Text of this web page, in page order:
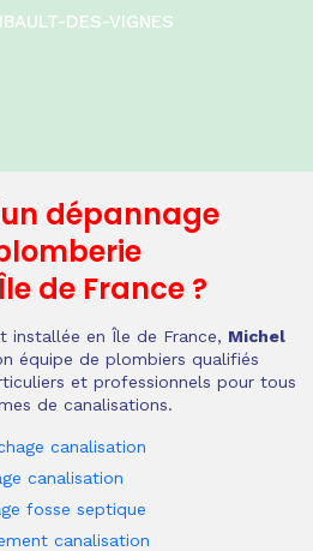
DES-VIGNES
dépannage
de France ?
installée en Île de France, Michel
équipe de plombiers qualifiés
et professionnels pour tous
de canalisations.
canalisation
canalisation
fosse septique
canalisation